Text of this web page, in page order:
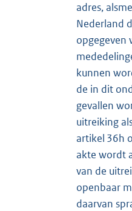
adres,
Nederland
opgegeven
kunnen
de in dit
gevallen
uitreiking
artikel 36h
akte wordt
van de
openbaar
daarvan